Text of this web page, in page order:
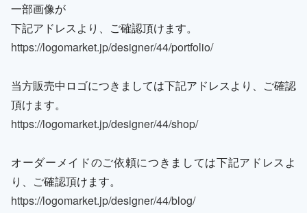
一部画像が
下記アドレスより、ご確認頂けます。
https://logomarket.jp/designer/44/portfolio/
当方販売中ロゴにつきましては下記アドレスより、ご確認
頂けます。
https://logomarket.jp/designer/44/shop/
オーダーメイドのご依頼につきましては下記アドレスよ
り、ご確認頂けます。
https://logomarket.jp/designer/44/blog/